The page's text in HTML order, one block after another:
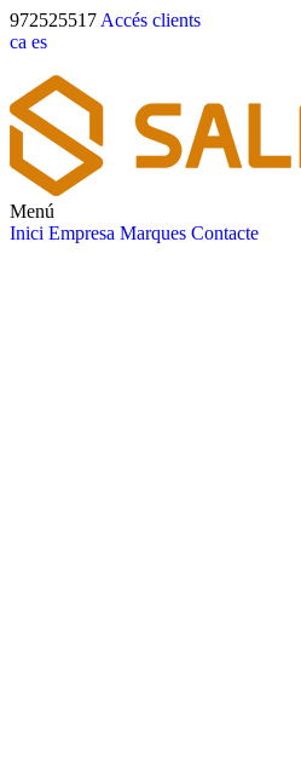
972525517 Accés clients
ca es
Menú
Inici Empresa Marques Contacte